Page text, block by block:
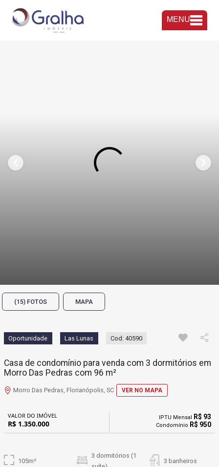
MENU
(15) FOTOS MAPA
Oportunidade Las Lunas Cod: 40590
Casa de condomínio para venda com 3 dormitórios em
Morro Das Pedras com 96 m²
Morro Das Pedras, Florianópolis, SC VER NO MAPA
VALOR DO IMÓVEL
R$ 1.350.000
IPTU Mensal R$ 93
Condomínio R$ 950
105m²
3 dormitórios (1
3 banheiros